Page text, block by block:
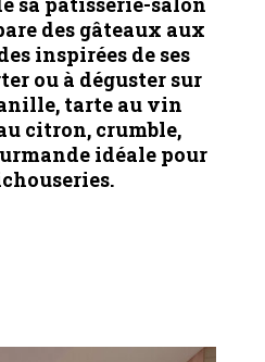
des gâteaux aux
inspirées de ses
ou à déguster sur
tarte au vin
citron, crumble,
idéale pour